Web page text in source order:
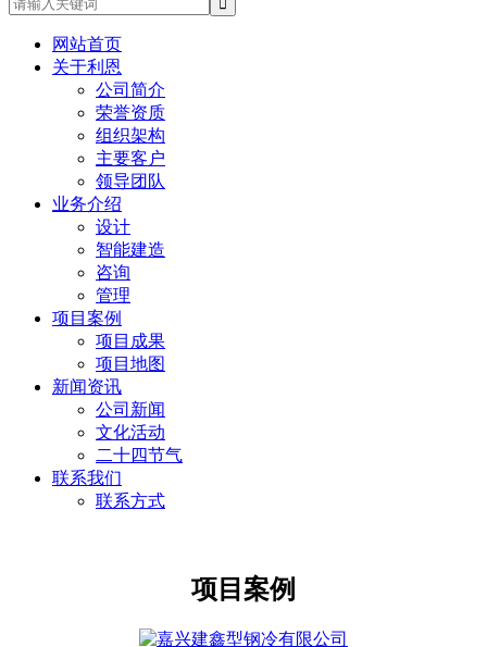
网站首页
关于利恩
公司简介
荣誉资质
组织架构
主要客户
领导团队
业务介绍
设计
智能建造
咨询
管理
项目案例
项目成果
项目地图
新闻资讯
公司新闻
文化活动
二十四节气
联系我们
联系方式
项目案例